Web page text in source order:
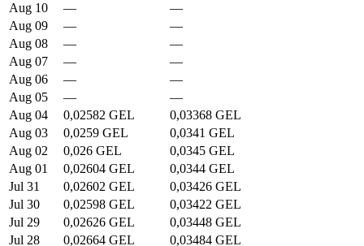
Aug 10
—
—
Aug 09
—
—
Aug 08
—
—
Aug 07
—
—
Aug 06
—
—
Aug 05
—
—
Aug 04
0,02582 GEL
0,03368 GEL
Aug 03
0,0259 GEL
0,0341 GEL
Aug 02
0,026 GEL
0,0345 GEL
Aug 01
0,02604 GEL
0,0344 GEL
Jul 31
0,02602 GEL
0,03426 GEL
Jul 30
0,02598 GEL
0,03422 GEL
Jul 29
0,02626 GEL
0,03448 GEL
Jul 28
0,02664 GEL 0,03484 GEL